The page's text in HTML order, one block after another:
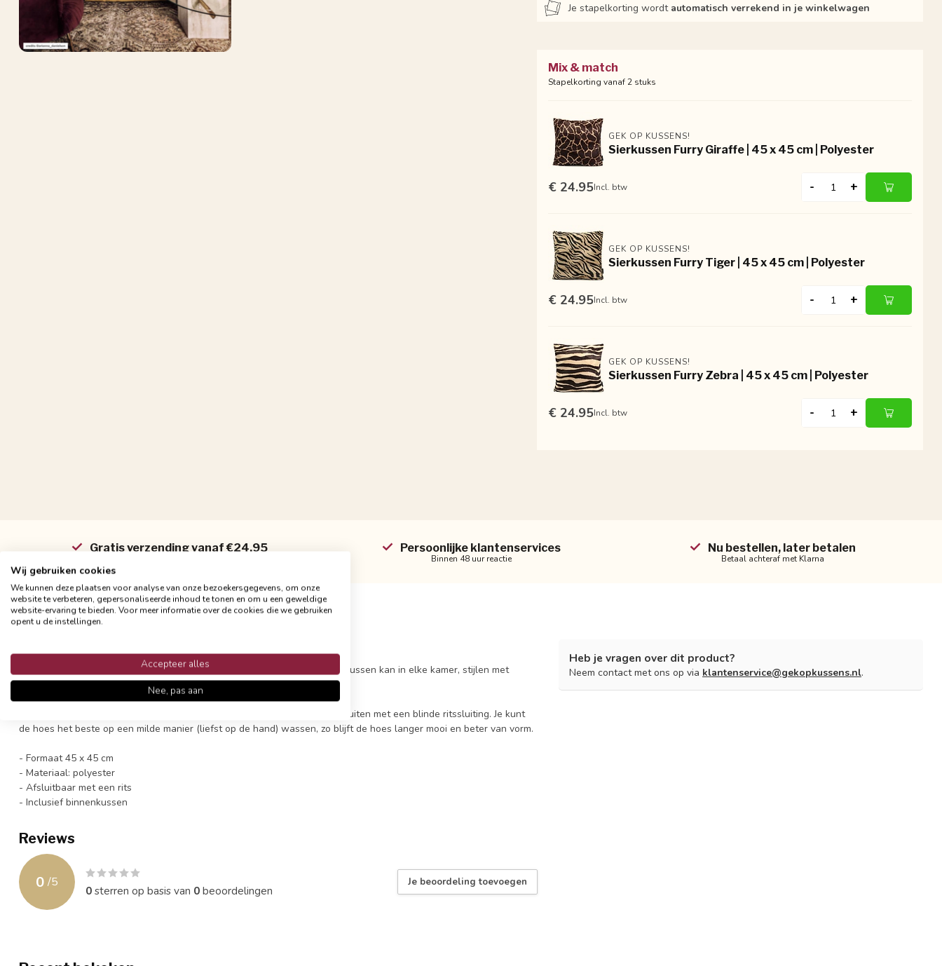
Je stapelkorting wordt automatisch verrekend in je winkelwagen
Mix & match
Stapelkorting vanaf 2 stuks
GEK OP KUSSENS!
Sierkussen Furry Giraffe | 45 x 45 cm | Polyester
€ 24.95Incl. btw - +
GEK OP KUSSENS!
Sierkussen Furry Tiger | 45 x 45 cm | Polyester
€ 24.95Incl. btw - +
GEK OP KUSSENS!
Sierkussen Furry Zebra | 45 x 45 cm | Polyester
€ 24.95Incl. btw - +
Gratis verzending vanaf €24,95 Persoonlijke klantenservices
Binnen 48 uur reactie
Nu bestellen, later betalen
Betaal achteraf met Klarna
RRRRoar! Dierenprints zijn dit seizoen helemaal hot. Dit furry leopard sierkussen kan in elke kamer, stijlen met
velvet zwart of een andere luipaard print.
af te sluiten met een blinde ritssluiting. Je kunt
de hoes het beste op een milde manier (liefst op de hand) wassen, zo blijft de hoes langer mooi en beter van vorm.
- Formaat 45 x 45 cm
- Materiaal: polyester
- Afsluitbaar met een rits
- Inclusief binnenkussen
Reviews
0 /5
0sterren op basis van 0beoordelingen
Je beoordeling toevoegen
Heb je vragen over dit product?
Neem contact met ons op via klantenservice@gekopkussens.nl.
Wij gebruiken cookies
We kunnen deze plaatsen voor analyse van onze bezoekersgegevens, om onze
website te verbeteren, gepersonaliseerde inhoud te tonen en om u een geweldige
website-ervaring te bieden. Voor meer informatie over de cookies die we gebruiken
opent u de instellingen.
Accepteer alles
Nee, pas aan